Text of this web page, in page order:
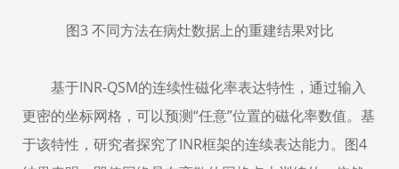
图3不同方法在病灶数据上的重建结果对比
基于INR-QSM的连续性磁化率表达特性，通过输入
更密的坐标网格，可以预测“任意”位置的磁化率数值。基
于该特性，研究者探究了INR框架的连续表达能力。图4